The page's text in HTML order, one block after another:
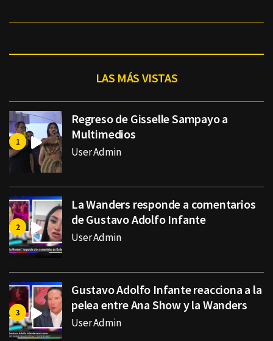
LAS MÁS VISTAS
Regreso de Gisselle Sampayo a
Multimedios
User Admin
La Wanders responde a comentarios
de Gustavo Adolfo Infante
User Admin
Gustavo Adolfo Infante reacciona a la
pelea entre Ana Show y la Wanders
User Admin